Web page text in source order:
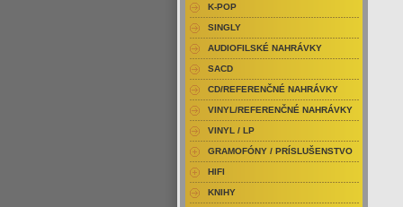
K-POP
SINGLY
AUDIOFILSKÉ NAHRÁVKY
SACD
CD/REFERENČNÉ NAHRÁVKY
VINYL/REFERENČNÉ NAHRÁVKY
VINYL / LP
GRAMOFÓNY / PRÍSLUŠENSTVO
HIFI
KNIHY